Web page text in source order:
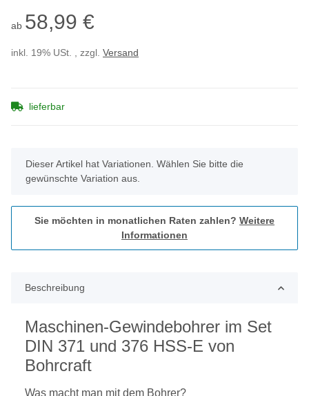
ab 58,99 €
inkl. 19% USt. , zzgl. Versand
lieferbar
x
Dieser Artikel hat Variationen. Wählen Sie bitte die
gewünschte Variation aus.
Sie möchten in monatlichen Raten zahlen? Weitere
Informationen
Beschreibung
Maschinen-Gewindebohrer im Set
DIN 371 und 376 HSS-E von
Bohrcraft
Was macht man mit dem Bohrer?